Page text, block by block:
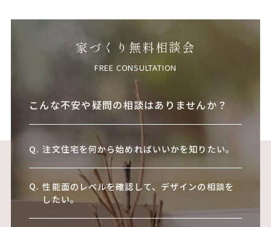
家づくり無料相談会
FREE CONSULTATION
こんな不安や疑問の相談はありませんか？
注文住宅を何から始めればいいかを知りたい。
性能面のレベルを確認して、デザインの相談を
したい。